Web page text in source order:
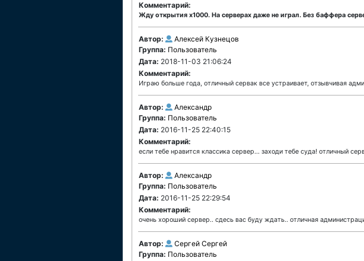
Комментарий:
Жду открытия х1000. На серверах даже не играл. Без баффера
Автор:
Алексей Кузнецов
Группа: Пользователь
Дата: 2018-11-03 21:06:24
Комментарий:
Играю больше года, отличный сервак все устраивает, отзывчивая
Автор:
Александр
Группа: Пользователь
Дата: 2016-11-25 22:40:15
Комментарий:
если тебе нравится классика сервер... заходи тебе суда! отличный
Автор:
Александр
Группа: Пользователь
Дата: 2016-11-25 22:29:54
Комментарий:
очень хороший сервер.. сдесь вас буду ждать.. отличная
Автор:
Cергей Сергей
Группа: Пользователь